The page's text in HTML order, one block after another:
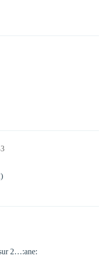
2…:ane: